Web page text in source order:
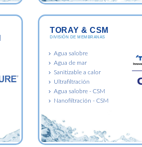
TORAY & CSM
DIVISIÓN DE MEMBRANAS
Agua salobre
Agua de mar
Sanitizable a calor
Ultrafiltración
Agua salobre - CSM
Nanofiltración - CSM